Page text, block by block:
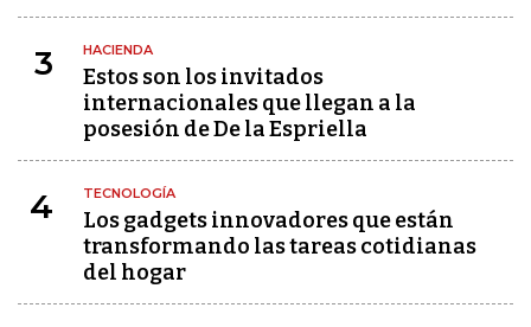
3 HACIENDA
Estos son los invitados
internacionales que llegan a la
posesión de De la Espriella
4 TECNOLOGÍA
Los gadgets innovadores que están
transformando las tareas cotidianas
del hogar